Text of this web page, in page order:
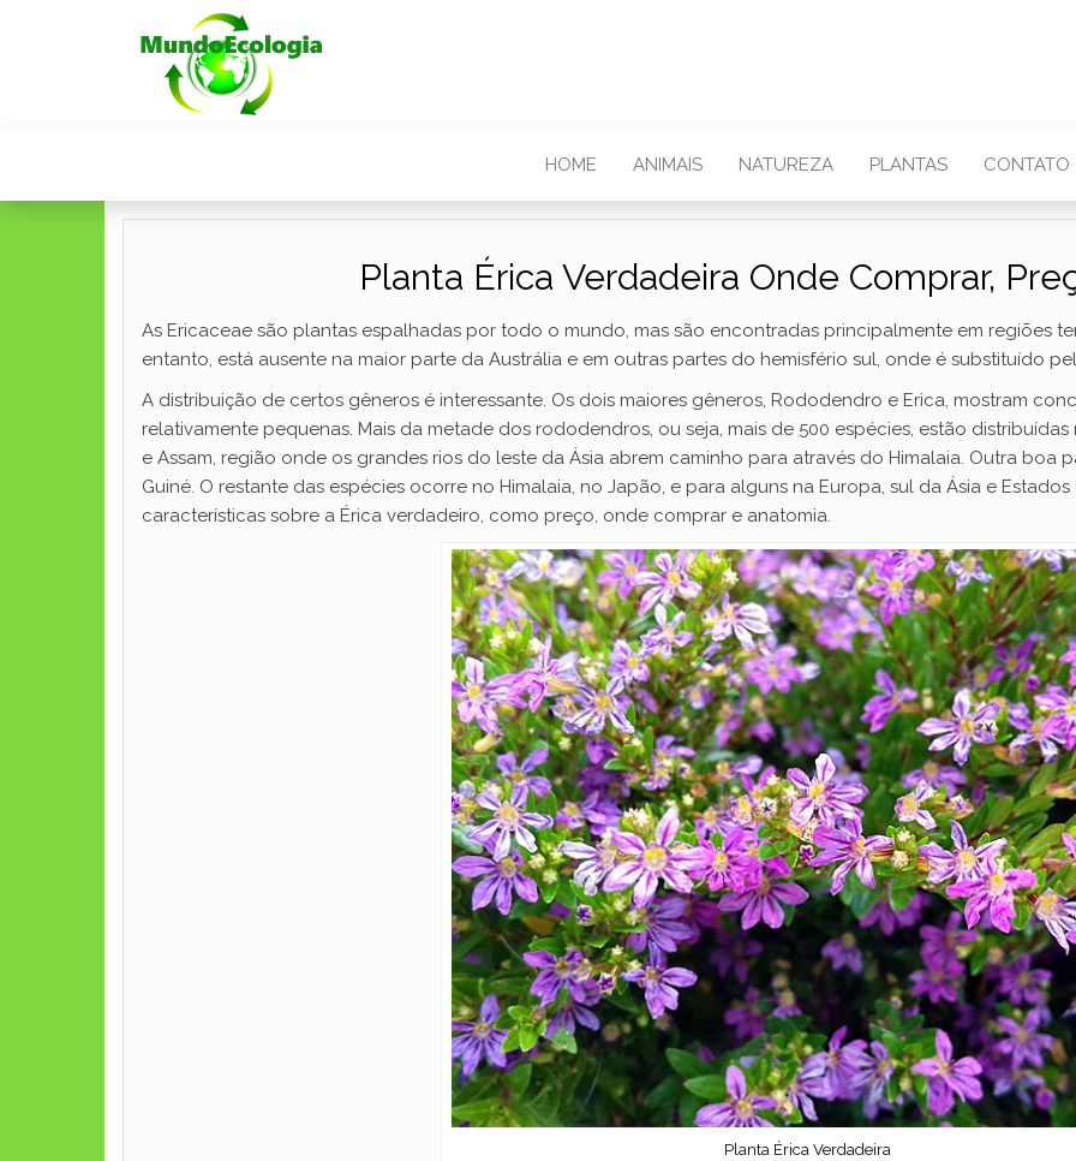
HOME ANIMAIS NATUREZA PLANTAS CONTATO
Planta Érica Verdadeira Onde Comprar,
As Ericaceae são plantas espalhadas por todo o mundo, mas são encontradas principalmente em regiões
entanto, está ausente na maior parte da Austrália e em outras partes do hemisfério sul, onde é substituído
A distribuição de certos gêneros é interessante. Os dois maiores gêneros, Rododendro e Erica, mostram
relativamente pequenas. Mais da metade dos rododendros, ou seja, mais de 500 espécies, estão
e Assam, região onde os grandes rios do leste da Ásia abrem caminho para através do Himalaia. Outra boa
Guiné. O restante das espécies ocorre no Himalaia, no Japão, e para alguns na Europa, sul da Ásia e
características sobre a Érica verdadeiro, como preço, onde comprar e anatomia.
Planta Érica Verdadeira